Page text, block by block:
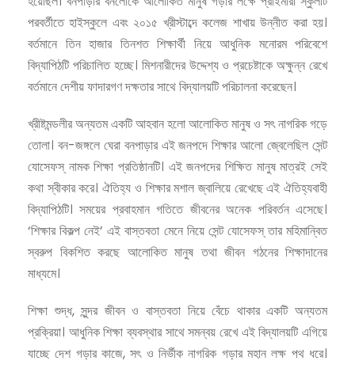
পরবর্তীতে হাইস্কুলে এবং ২০১৫ খ্রীস্টাব্দে কলেজ শাখায় উন্নীত করা হয়।
বর্তমানে তিন হাজার তিনশত শিক্ষার্থী নিয়ে আধুনিক মনোরম পরিবেশে
বিদ্যাপিঠটি পরিচালিত হচ্ছে। মিশনারীদের উদ্দেশ্য ও প্রচেষ্টাকে অক্ষুন্ন রেখে
বর্তমানে দেশীয় ফাদারগণ দক্ষতার সাথে বিদ্যালয়টি পরিচালনা করেছেন।
খ্রীষ্টমন্ডলীর অন্যতম একটি আহবান হলো আলোকিত মানুষ ও সৎ নাগরিক গড়ে
তোলা। বন-জঙ্গলে ঘেরা বনপাড়ার এই জনপদে শিক্ষার আলো জ্বেলেছিল সেন্ট
যোসেফস্ নামক শিক্ষা প্রতিষ্ঠানটি। এই জনপদের শিক্ষিত মানুষ মাত্রই সেই
কথা স্বীকার করে। ঐতিহ্য ও শিক্ষার মশাল জ্বালিয়ে রেখেছে এই ঐতিহ্যবাহী
বিদ্যাপিঠটি। সময়ের প্রবাহমান গতিতে জীবনের অনেক পরিবর্তন এসেছে।
‘শিক্ষার বিকল্প নেই’ এই বাস্তবতা মেনে নিয়ে সেন্ট যোসেফস্ তার মহিমান্বিত
স্বরুপ বিকশিত করছে আলোকিত মানুষ তথা জীবন গঠনের শিক্ষাদানের
মাধ্যমে।
শিক্ষা শুদ্ধ, সুন্দর জীবন ও বাস্তবতা নিয়ে বেঁচে থাকার একটি অন্যতম
প্রক্রিয়া। আধুনিক শিক্ষা ব্যবস্থার সাথে সমন্বয় রেখে এই বিদ্যালয়টি এগিয়ে
যাচ্ছে দেশ গড়ার কাজে, সৎ ও নির্ভীক নাগরিক গড়ার মহান লক্ষ পথ ধরে।